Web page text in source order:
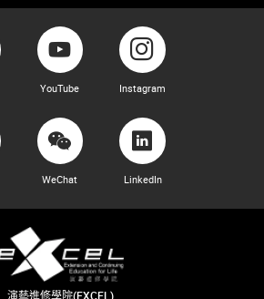
YouTube Instagram
WeChat LinkedIn
演藝進修學院(EXCEL)